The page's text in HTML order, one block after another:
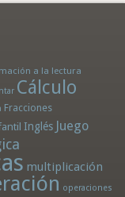
a la lectura
Cálculo
Fracciones
Inglés Juego
multiplicación
operaciones